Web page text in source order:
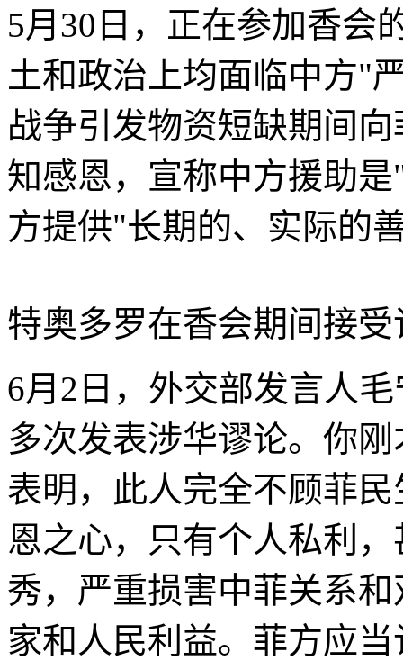
5月30日，正在参加香会
土和政治上均面临中方"
战争引发物资短缺期间
知感恩，宣称中方援助
方提供"长期的、实际的
特奥多罗在香会期间接
6月2日，外交部发言人
多次发表涉华谬论。你
表明，此人完全不顾菲
恩之心，只有个人私利
秀，严重损害中菲关系
家和人民利益。菲方应